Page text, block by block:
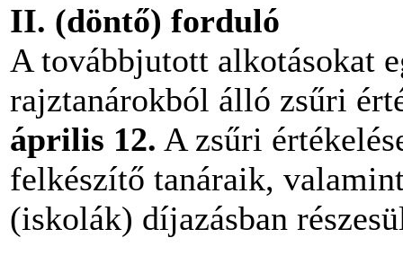
II. (döntő) forduló
A továbbjutott alkotásokat
rajztanárokból álló zsűri
április 12. A zsűri
felkészítő tanáraik,
(iskolák) díjazásban